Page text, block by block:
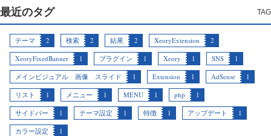
最近のタグ
テーマ 2 検索 2 結果 2 XeoryExtension
2
XeoryFixedBanner
1 プラグイン 1 Xeory 1 SNS
1
メインビジュアル 画像 スライド
1 Extension 1 AdSense
1
リスト
1 メニュー 1 MENU 1 php
1
サイドバー
1 テーマ設定 1 特徴 1 アップデート
1
カラー設定
1